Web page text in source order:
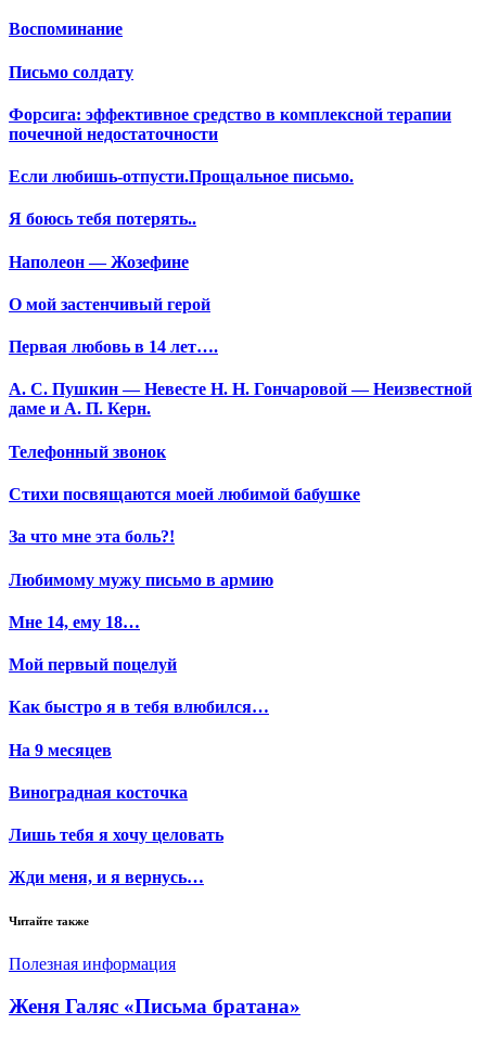
Воспоминание
Письмо солдату
Форсига: эффективное средство в комплексной терапии
почечной недостаточности
Если любишь-отпусти.Прощальное письмо.
Я боюсь тебя потерять..
Наполеон — Жозефине
О мой застенчивый герой
Первая любовь в 14 лет….
А. С. Пушкин — Невесте Н. Н. Гончаровой — Неизвестной
даме и А. П. Керн.
Телефонный звонок
Стихи посвящаются моей любимой бабушке
За что мне эта боль?!
Любимому мужу письмо в армию
Мне 14, ему 18…
Мой первый поцелуй
Как быстро я в тебя влюбился…
На 9 месяцев
Виноградная косточка
Лишь тебя я хочу целовать
Жди меня, и я вернусь…
Читайте также
Полезная информация
Женя Галяс «Письма братана»